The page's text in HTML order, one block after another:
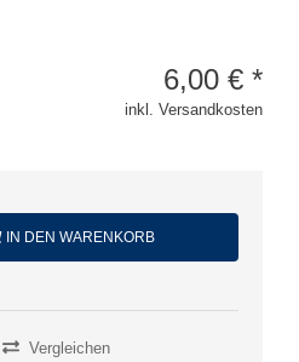
6,00 € *
inkl. Versandkosten
IN DEN WARENKORB
Vergleichen